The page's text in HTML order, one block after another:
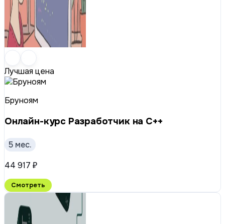
Лучшая цена
Бруноям
Онлайн-курс Разработчик на C++
5 мес.
44 917 ₽
Смотреть